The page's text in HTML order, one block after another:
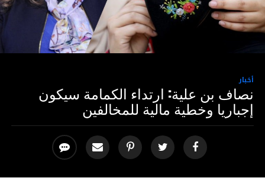
أخبار
نصاف بن علية: ارتداء الكمامة سيكون
إجباريا وخطية مالية للمخالفين